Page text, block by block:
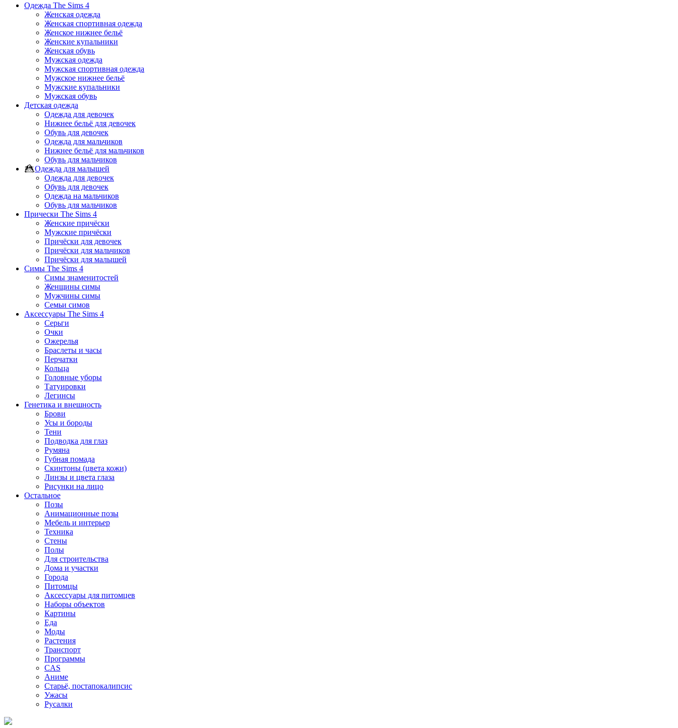
Одежда The Sims 4
Женская одежда
Женская спортивная одежда
Женское нижнее бельё
Женские купальники
Женская обувь
Мужская одежда
Мужская спортивная одежда
Мужское нижнее бельё
Мужские купальники
Мужская обувь
Детская одежда
Одежда для девочек
Нижнее бельё для девочек
Обувь для девочек
Одежда для мальчиков
Нижнее бельё для мальчиков
Обувь для мальчиков
Одежда для малышей
Одежда для девочек
Обувь для девочек
Одежда на мальчиков
Обувь для мальчиков
Прически The Sims 4
Женские причёски
Мужские причёски
Причёски для девочек
Причёски для мальчиков
Причёски для малышей
Симы The Sims 4
Симы знаменитостей
Женщины симы
Мужчины симы
Семьи симов
Аксессуары The Sims 4
Серьги
Очки
Ожерелья
Браслеты и часы
Перчатки
Кольца
Головные уборы
Татуировки
Легинсы
Генетика и внешность
Брови
Усы и бороды
Тени
Подводка для глаз
Румяна
Губная помада
Скинтоны (цвета кожи)
Линзы и цвета глаза
Рисунки на лицо
Остальное
Позы
Анимационные позы
Мебель и интерьер
Техника
Стены
Полы
Для строительства
Дома и участки
Города
Питомцы
Аксессуары для питомцев
Наборы объектов
Картины
Еда
Моды
Растения
Транспорт
Программы
CAS
Аниме
Старьё, постапокалипсис
Ужасы
Русалки